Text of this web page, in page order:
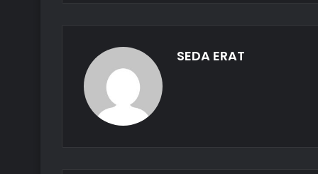
SEDA ERAT